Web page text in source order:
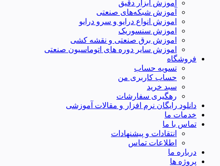
آموزش ابزار دقیق
آموزش شبکه‌های صنعتی
اموزش انواع درایو و سرو درایو
اموزش سنسوریک
اموزش برق صنعتی و نقشه کشی
اموزش سایر دوره های اتوماسیون صنعتی
فروشگاه
تسویه حساب
حساب کاربری من
سبد خرید
رهگیری سفارشات
دانلود رایگان نرم افزار و مقالات آموزشی
خدمات ما
تماس با ما
انتقادات و پیشنهادات
اطلاعات تماس
درباره ما
پروژه ها